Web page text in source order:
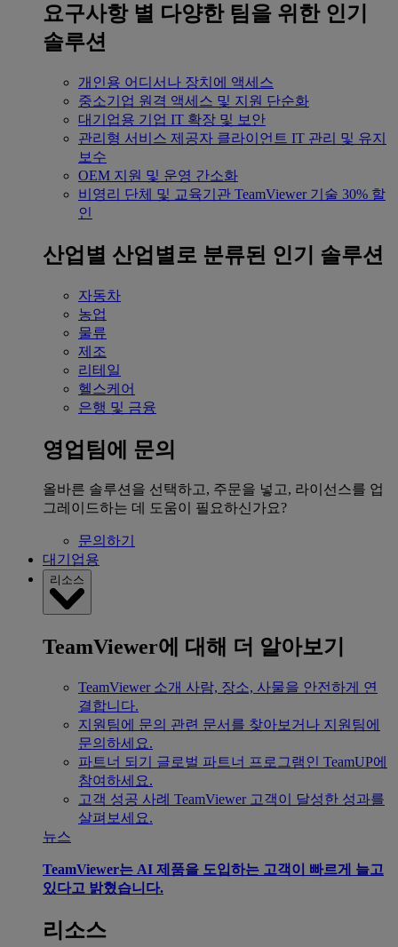
요구사항 별 다양한 팀을 위한 인기
솔루션
개인용 어디서나 장치에 액세스
중소기업 원격 액세스 및 지원 단순화
대기업용 기업 IT 확장 및 보안
관리형 서비스 제공자 클라이언트 IT 관리 및 유지
보수
OEM 지원 및 운영 간소화
비영리 단체 및 교육기관 TeamViewer 기술 30% 할
인
산업별 산업별로 분류된 인기 솔루션
자동차
농업
물류
제조
리테일
헬스케어
은행 및 금융
영업팀에 문의
올바른 솔루션을 선택하고, 주문을 넣고, 라이선스를 업
그레이드하는 데 도움이 필요하신가요?
문의하기
대기업용
리소스
TeamViewer에 대해 더 알아보기
TeamViewer 소개 사람, 장소, 사물을 안전하게 연
결합니다.
지원팀에 문의 관련 문서를 찾아보거나 지원팀에
문의하세요.
파트너 되기
글로벌 파트너 프로그램인 TeamUP에
참여하세요.
고객 성공 사례 TeamViewer 고객이 달성한 성과를
살펴보세요.
뉴스
TeamViewer는 AI 제품을 도입하는 고객이 빠르게 늘고
있다고 밝혔습니다.
리소스